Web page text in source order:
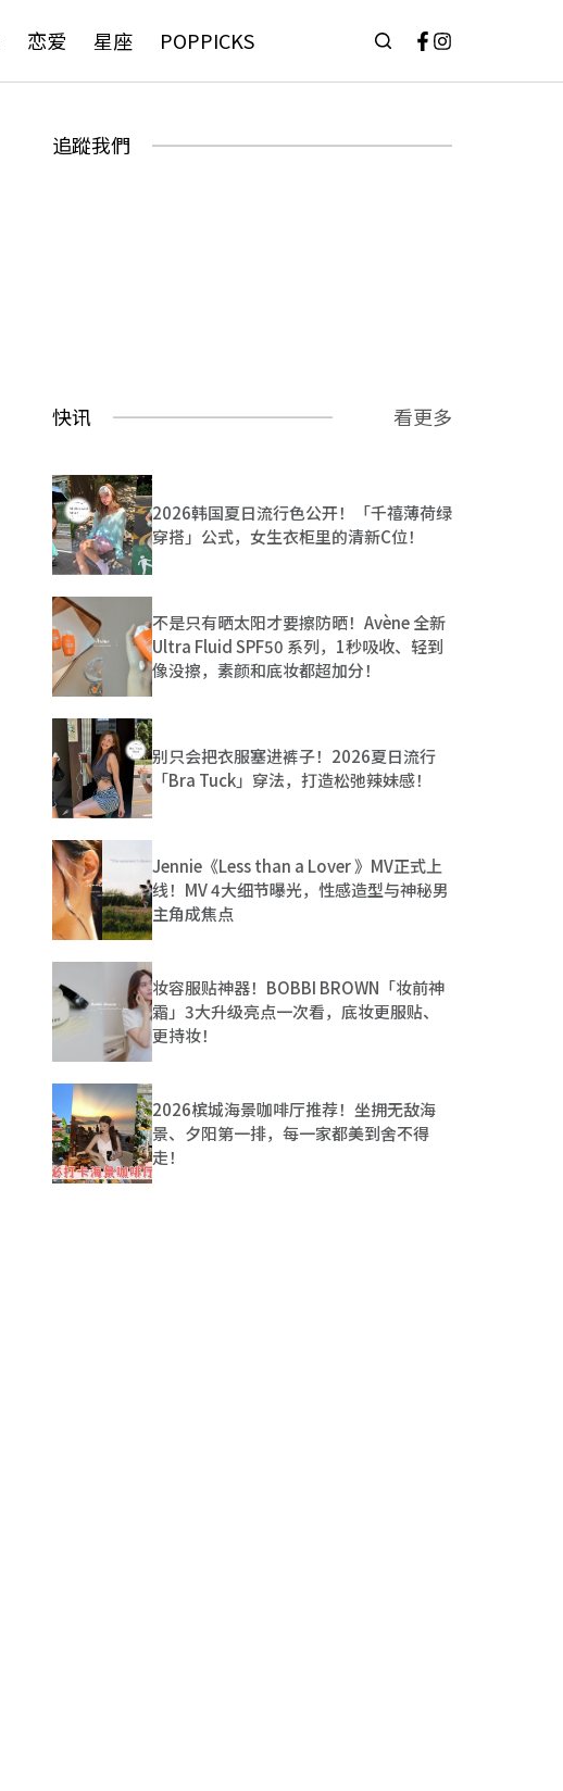
恋爱 星座 POPPICKS
追蹤我們
快讯 看更多
2026韩国夏日流行色公开！「千禧薄荷绿
穿搭」公式，女生衣柜里的清新C位！
不是只有晒太阳才要擦防晒！Avène 全新
Ultra Fluid SPF50 系列，1秒吸收、轻到
像没擦，素颜和底妆都超加分！
别只会把衣服塞进裤子！2026夏日流行
「Bra Tuck」穿法，打造松弛辣妹感！
Jennie《Less than a Lover 》MV正式上
线！MV 4大细节曝光，性感造型与神秘男
主角成焦点
妆容服贴神器！BOBBI BROWN「妆前神
霜」3大升级亮点一次看，底妆更服贴、
更持妆！
2026槟城海景咖啡厅推荐！坐拥无敌海
景、夕阳第一排，每一家都美到舍不得
走！